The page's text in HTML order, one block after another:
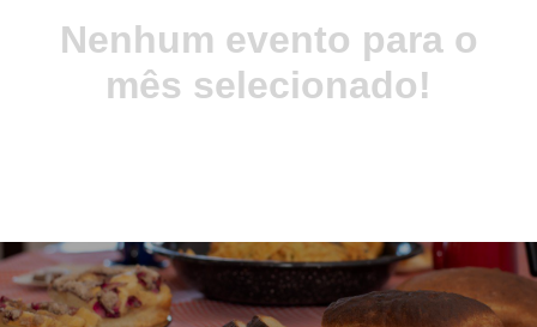
Nenhum evento para o
mês selecionado!